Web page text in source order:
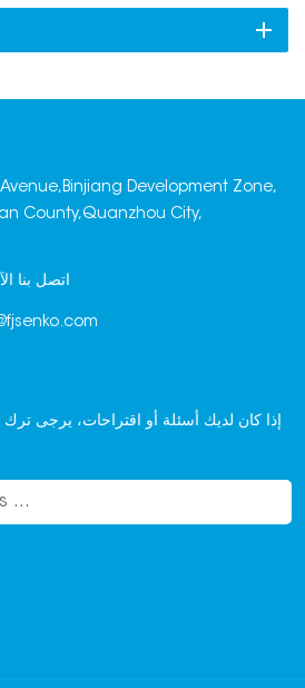
County,Quanzhou City,
اتصل بنا
إذا كان لديك أسئلة أو اقتراحات، يرجى